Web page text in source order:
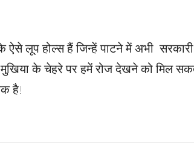
लूप होल्स हैं जिन्हें पाटने में अभी सरकारी
के चेहरे पर हमें रोज देखने को मिल
है!